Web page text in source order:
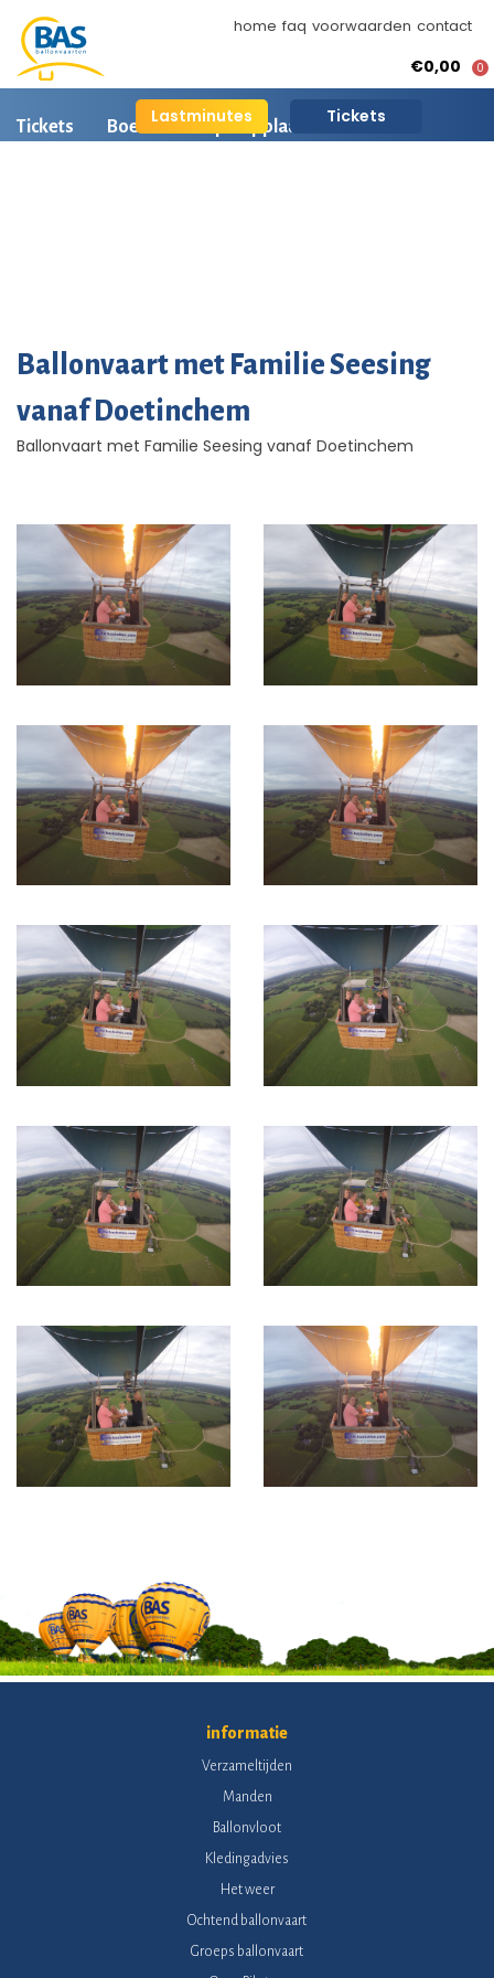
home faq voorwaarden contact
Lastminutes Tickets
€0,00 0
Tickets Boeken Opstapplaatsen
Ballonvaart met Familie Seesing
vanaf Doetinchem
Ballonvaart met Familie Seesing vanaf Doetinchem
informatie
Verzameltijden
Manden
Ballonvloot
Kledingadvies
Het weer
Ochtend ballonvaart
Groeps ballonvaart